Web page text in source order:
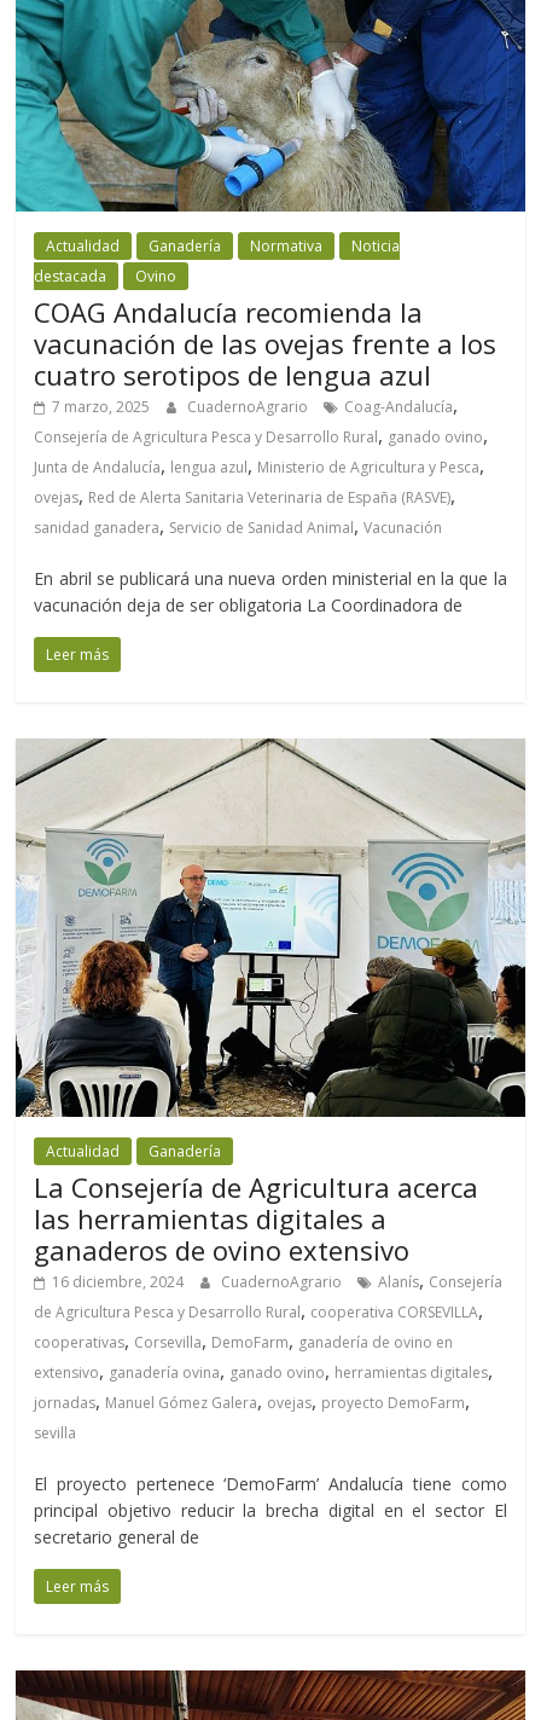
Actualidad Ganadería Normativa
Noticia
destacada
Ovino
COAG Andalucía recomienda la
vacunación de las ovejas frente a los
cuatro serotipos de lengua azul
7 marzo, 2025 CuadernoAgrario Coag-Andalucía,
Consejería de Agricultura Pesca y Desarrollo Rural, ganado ovino,
Junta de Andalucía, lengua azul, Ministerio de Agricultura y Pesca,
ovejas, Red de Alerta Sanitaria Veterinaria de España (RASVE),
sanidad ganadera, Servicio de Sanidad Animal,Vacunación
En abril se publicará una nueva orden ministerial en la que la
vacunación deja de ser obligatoria La Coordinadora de
Leer más
Actualidad Ganadería
La Consejería de Agricultura acerca
las herramientas digitales a
ganaderos de ovino extensivo
16 diciembre, 2024 CuadernoAgrario Alanís, Consejería
de Agricultura Pesca y Desarrollo Rural, cooperativa CORSEVILLA,
cooperativas, Corsevilla, DemoFarm, ganadería de ovino en
extensivo, ganadería ovina, ganado ovino, herramientas digitales,
jornadas, Manuel Gómez Galera, ovejas, proyecto DemoFarm,
sevilla
El proyecto pertenece ‘DemoFarm’ Andalucía tiene como
principal objetivo reducir la brecha digital en el sector El
secretario general de
Leer más